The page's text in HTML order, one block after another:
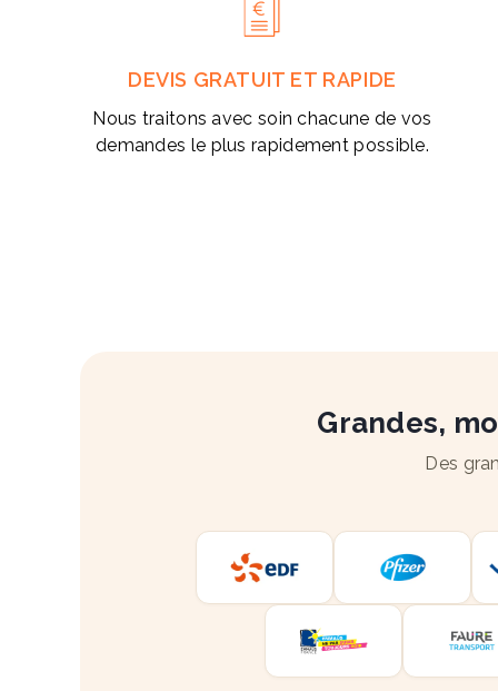
DEVIS GRATUIT ET RAPIDE
Nous traitons avec soin chacune de vos
demandes le plus rapidement possible.
Grandes,
Des